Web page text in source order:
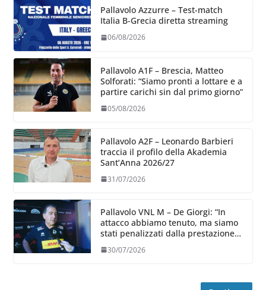
Pallavolo Azzurre – Test-match
Italia B-Grecia diretta streaming
06/08/2026
Pallavolo A1F – Brescia, Matteo
Solforati: “Siamo pronti a lottare e a
partire carichi sin dal primo giorno”
05/08/2026
Pallavolo A2F – Leonardo Barbieri
traccia il profilo della Akademia
Sant’Anna 2026/27
31/07/2026
Pallavolo VNL M – De Giorgi: “In
attacco abbiamo tenuto, ma siamo
stati penalizzati dalla prestazione
30/07/2026